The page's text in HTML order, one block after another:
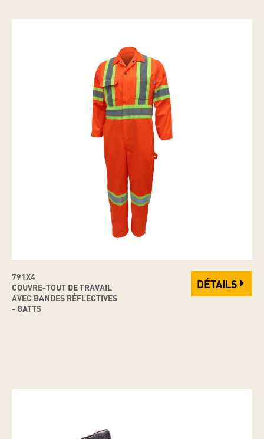
791X4
COUVRE-TOUT DE TRAVAIL
AVEC BANDES RÉFLECTIVES
- GATTS
DÉTAILS